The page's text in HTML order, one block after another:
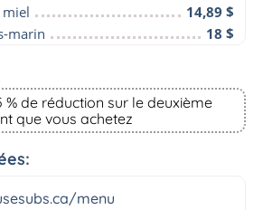
miel
14,89 $
marin
18 $
% de réduction sur le deuxième
que vous achetez
menu